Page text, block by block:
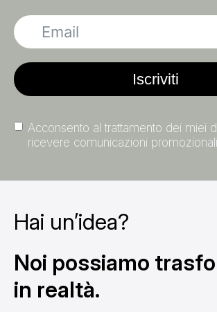
Iscriviti
Acconsento al trattamento dei miei
ricevere comunicazioni
Hai un’idea?
Noi possiamo
in realtà.